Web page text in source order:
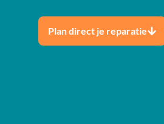
Plan direct je reparatie